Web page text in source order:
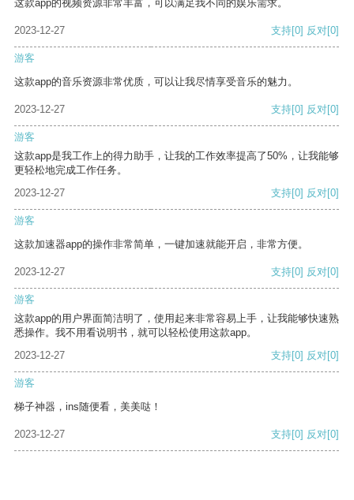
这款app的视频资源非常丰富，可以满足我不同的娱乐需求。
2023-12-27 支持[0] 反对[0]
游客
这款app的音乐资源非常优质，可以让我尽情享受音乐的魅力。
2023-12-27 支持[0] 反对[0]
游客
这款app是我工作上的得力助手，让我的工作效率提高了50%，让我能够
更轻松地完成工作任务。
2023-12-27
支持[0] 反对[0]
游客
这款加速器app的操作非常简单，一键加速就能开启，非常方便。
2023-12-27 支持[0] 反对[0]
游客
这款app的用户界面简洁明了，使用起来非常容易上手，让我能够快速熟
悉操作。我不用看说明书，就可以轻松使用这款app。
2023-12-27
支持[0] 反对[0]
游客
梯子神器，ins随便看，美美哒！
2023-12-27 支持[0] 反对[0]